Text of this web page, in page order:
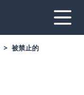
被禁止的